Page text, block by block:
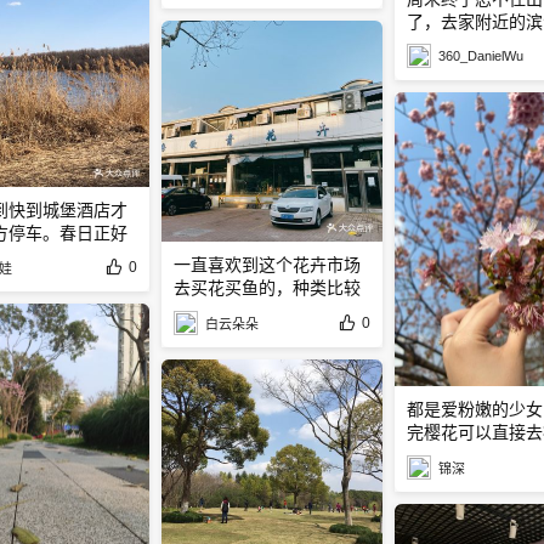
快到城堡酒店才
停车。春日正好
0
一直喜欢到这个花卉市场
去买花买鱼的，种类比较
多
白云朵朵 0
了，去家附近的
360_DanielWu
都是爱粉嫩的少
完樱花可以直接
踏青
锦深